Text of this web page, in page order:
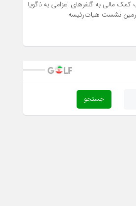
مالی به گلفرهای اعزامی به ناگویا
نشست هیات‌رئیسه